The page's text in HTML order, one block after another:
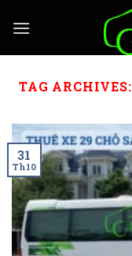
TAG ARCHIVES:
31
Th10